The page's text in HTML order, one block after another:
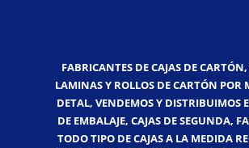
FABRICANTES DE CAJAS DE
LAMINAS Y ROLLOS DE CARTÓN POR
DETAL, VENDEMOS Y DISTRIBUIMOS
DE EMBALAJE, CAJAS DE SEGUNDA,
TODO TIPO DE CAJAS A LA MEDIDA